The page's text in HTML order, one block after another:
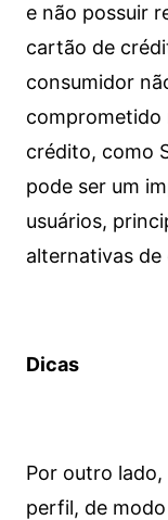
e não possuir
cartão de
consumidor
comprometido
crédito, como
pode ser um
usuários,
alternativas
Dicas
Por outro lado,
perfil, de